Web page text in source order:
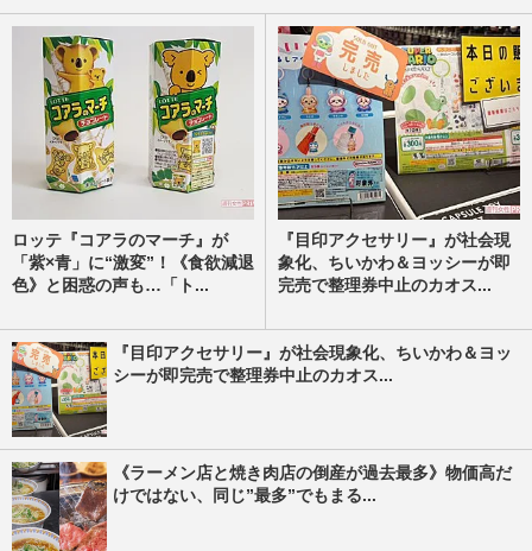
ロッテ『コアラのマーチ』が
「紫×青」に“激変”！《食欲減退
色》と困惑の声も…「ト...
『目印アクセサリー』が社会現
象化、ちいかわ＆ヨッシーが即
完売で整理券中止のカオス...
『目印アクセサリー』が社会現象化、ちいかわ＆ヨッ
シーが即完売で整理券中止のカオス...
《ラーメン店と焼き肉店の倒産が過去最多》物価高だ
けではない、同じ”最多”でもまる...